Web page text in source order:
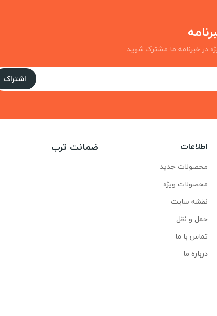
در خبرنامه ما مشترک شوید
اشتراک
اطلاعات
محصولات جدید
محصولات ویژه
نقشه سایت
حمل و نقل
تماس با ما
درباره ما
ضمانت ترب